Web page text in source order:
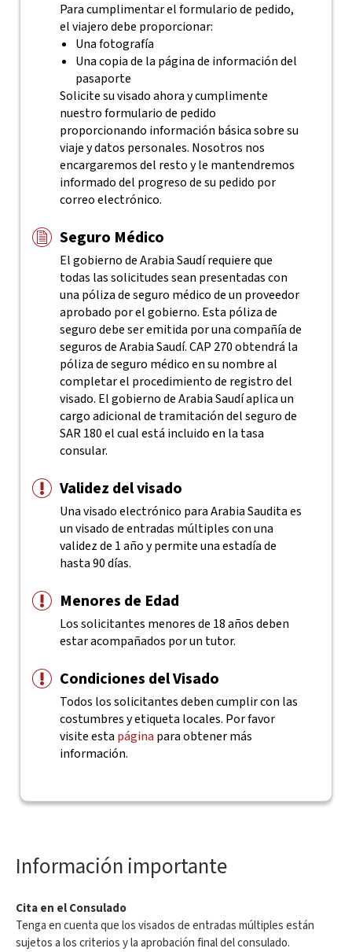
Para cumplimentar el formulario de pedido,
el viajero debe proporcionar:
Una fotografía
Una copia de la página de información del
pasaporte
Solicite su visado ahora y cumplimente
nuestro formulario de pedido
proporcionando información básica sobre su
viaje y datos personales. Nosotros nos
encargaremos del resto y le mantendremos
informado del progreso de su pedido por
correo electrónico.
Seguro Médico
El gobierno de Arabia Saudí requiere que
todas las solicitudes sean presentadas con
una póliza de seguro médico de un proveedor
aprobado por el gobierno. Esta póliza de
seguro debe ser emitida por una compañía de
seguros de Arabia Saudí. CAP 270 obtendrá la
póliza de seguro médico en su nombre al
completar el procedimiento de registro del
visado. El gobierno de Arabia Saudí aplica un
cargo adicional de tramitación del seguro de
SAR 180 el cual está incluido en la tasa
consular.
Validez del visado
Una visado electrónico para Arabia Saudita es
un visado de entradas múltiples con una
validez de 1 año y permite una estadía de
hasta 90 días.
Menores de Edad
Los solicitantes menores de 18 años deben
estar acompañados por un tutor.
Condiciones del Visado
Todos los solicitantes deben cumplir con las
costumbres y etiqueta locales. Por favor
visite esta página para obtener más
información.
Información importante
Cita en el Consulado
Tenga en cuenta que los visados de entradas múltiples están
sujetos a los criterios y la aprobación final del consulado.